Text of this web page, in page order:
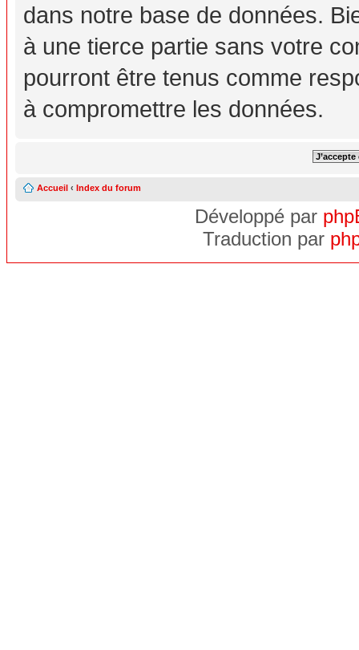
dans notre base de données.
à une tierce partie sans votre
pourront être tenus comme
à compromettre les données.
Accueil ‹ Index du forum
Développé par
Traduction par